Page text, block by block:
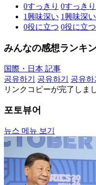
0すっきり 0すっきり
1興味深い 1興味深い
0役に立つ 0役に立つ
みんなの感想ランキ
国際・日本 記事
공유하기
공유하기 공유하
リンクコピーが完了しま
포토뷰어
뉴스 메뉴 보기